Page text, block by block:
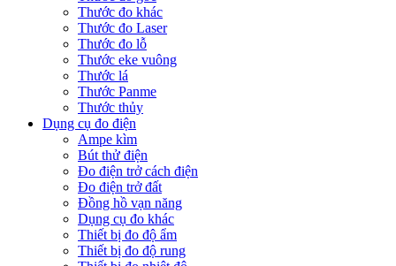
Thước đo khác
Thước đo Laser
Thước đo lỗ
Thước eke vuông
Thước lá
Thước Panme
Thước thủy
Dụng cụ đo điện
Ampe kìm
Bút thử điện
Đo điện trở cách điện
Đo điện trở đất
Đồng hồ vạn năng
Dụng cụ đo khác
Thiết bị đo độ ẩm
Thiết bị đo độ rung